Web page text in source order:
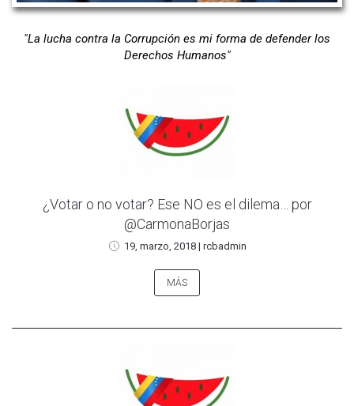
"La lucha contra la Corrupción es mi forma de defender los
Derechos Humanos"
¿Votar o no votar? Ese NO es el dilema… por
@CarmonaBorjas
19, marzo, 2018| rcbadmin
MÁS